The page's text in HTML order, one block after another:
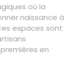
où la
naissance à
espaces sont
en